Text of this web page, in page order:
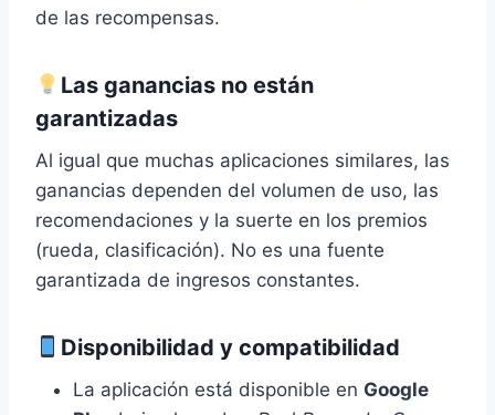
de las recompensas.
Las ganancias no están
garantizadas
Al igual que muchas aplicaciones similares, las
ganancias dependen del volumen de uso, las
recomendaciones y la suerte en los premios
(rueda, clasificación). No es una fuente
garantizada de ingresos constantes.
Disponibilidad y compatibilidad
La aplicación está disponible en Google